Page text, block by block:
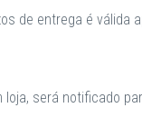
de entrega é válida
loja, será notificado